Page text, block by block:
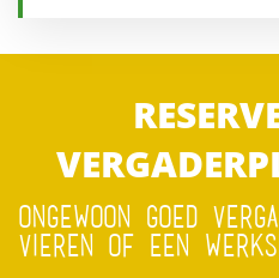
ONGEWOON GOED
VIEREN OF EEN